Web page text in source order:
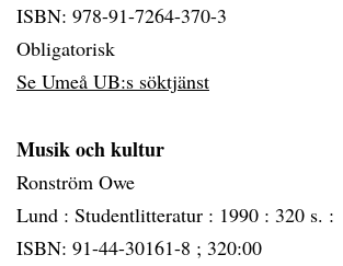
ISBN: 978-91-7264-370-3
Obligatorisk
Se Umeå UB:s söktjänst
Musik och kultur
Ronström Owe
Lund : Studentlitteratur : 1990 : 320 s. :
ISBN: 91-44-30161-8 ; 320:00